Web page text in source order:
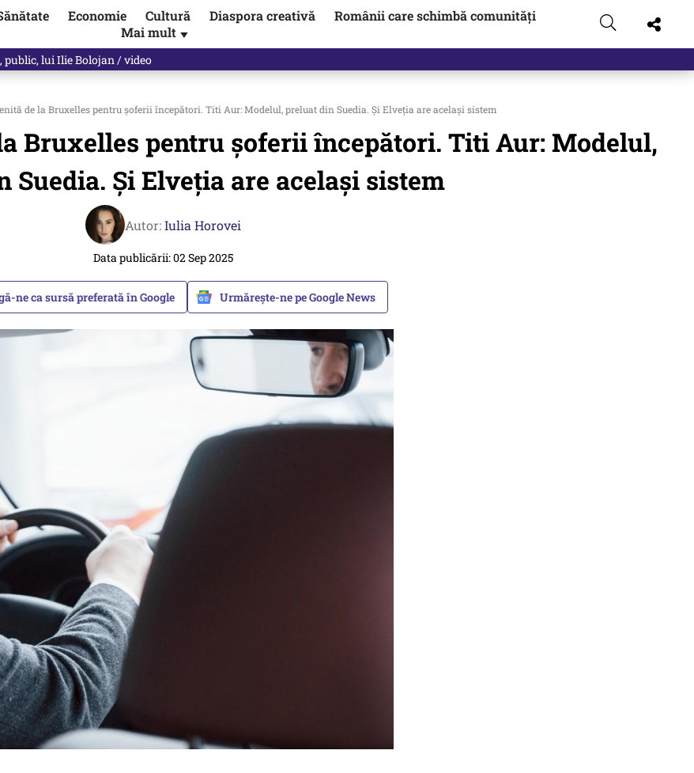
Economie Cultură Diaspora creativă
Românii care schimbă comunități
Mai mult ▼
public, lui Ilie Bolojan / video
de la Bruxelles pentru șoferii începători. Titi Aur: Modelul, preluat din Suedia. Și Elveția are același sistem
Bruxelles pentru șoferii începători. Titi Aur: Modelul,
Suedia. Și Elveția are același sistem
Autor:Iulia Horovei
Data publicării: 02 Sep 2025
ne ca sursă preferată în Google Urmărește-ne pe Google News